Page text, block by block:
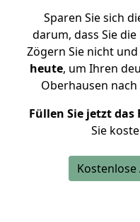
Sparen Sie sich
darum, dass Sie
Zögern Sie nicht und
heute, um Ihren
Oberhausen
Füllen Sie jetzt
Sie